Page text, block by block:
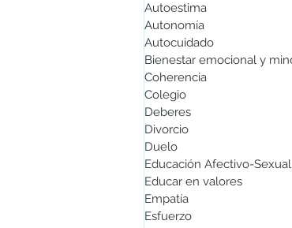
Autoestima
Autonomía
Autocuidado
Coherencia
Colegio
Deberes
Divorcio
Duelo
Educación Afectivo-Sexual
Educar en valores
Empatía
Esfuerzo